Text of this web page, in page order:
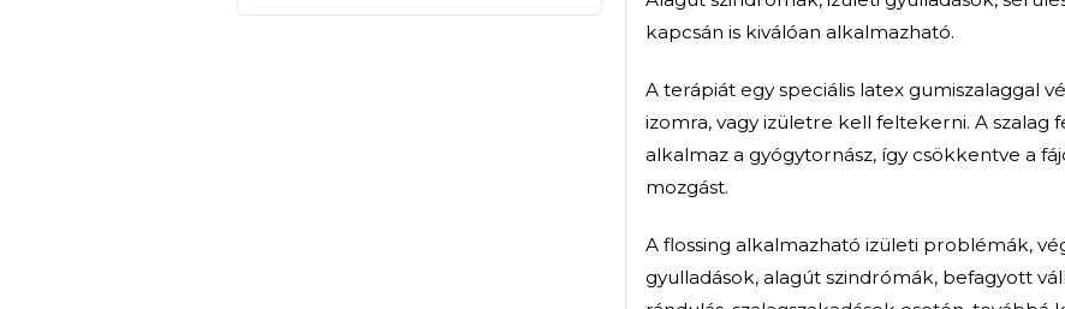
A módszer alkalmazásának
páciens edukálása, hogy
fájdalmat előidéző állapotot
Flossing, Bosu
tréning: